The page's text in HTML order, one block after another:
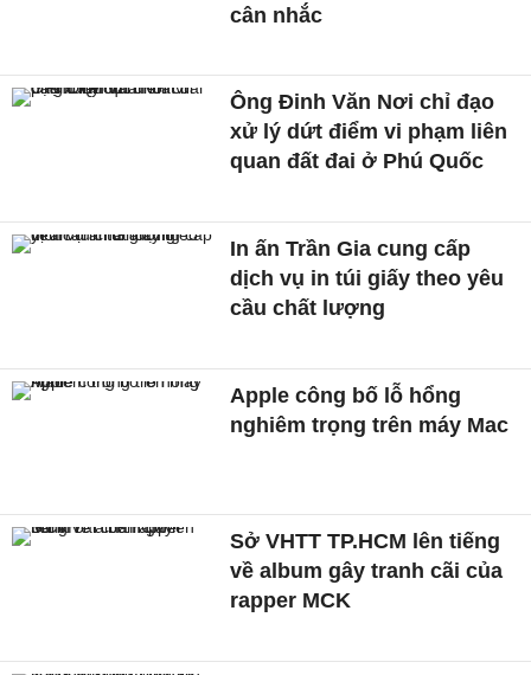
cân nhắc
Ông Đinh Văn Nơi chỉ đạo
xử lý dứt điểm vi phạm liên
quan đất đai ở Phú Quốc
In ấn Trần Gia cung cấp
dịch vụ in túi giấy theo yêu
cầu chất lượng
Apple công bố lỗ hổng
nghiêm trọng trên máy Mac
Sở VHTT TP.HCM lên tiếng
về album gây tranh cãi của
rapper MCK